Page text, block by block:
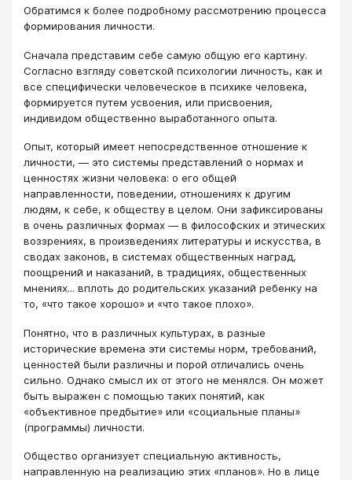
Обратимся к более подробному рассмотрению процесса
формирования личности.
Сначала представим себе самую общую его картину.
Согласно взгляду советской психологии личность, как и
все специфически человеческое в психике человека,
формируется путем усвоения, или присвоения,
индивидом общественно выработанного опыта.
Опыт, который имеет непосредственное отношение к
личности, — это системы представлений о нормах и
ценностях жизни человека: о его общей
направленности, поведении, отношениях к другим
людям, к себе, к обществу в целом. Они зафиксированы
в очень различных формах — в философских и этических
воззрениях, в произведениях литературы и искусства, в
сводах законов, в системах общественных наград,
поощрений и наказаний, в традициях, общественных
мнениях... вплоть до родительских указаний ребенку на
то, «что такое хорошо» и «что такое плохо».
Понятно, что в различных культурах, в разные
исторические времена эти системы норм, требований,
ценностей были различны и порой отличались очень
сильно. Однако смысл их от этого не менялся. Он может
быть выражен с помощью таких понятий, как
«объективное предбытие» или «социальные планы»
(программы) личности.
Общество организует специальную активность,
направленную на реализацию этих «планов». Но в лице